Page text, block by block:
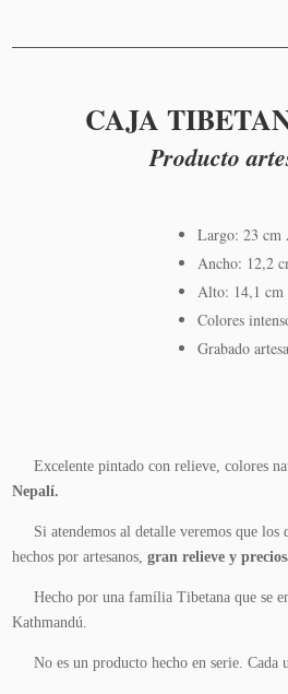
CAJA
Producto
Largo: 23 cm
Ancho: 12,2
Alto: 14,1
Colores
Grabado
Excelente pintado con relieve, colores
Nepalí.
Si atendemos al detalle veremos que los
hechos por artesanos, gran relieve y
Hecho por una família Tibetana que se
Kathmandú.
No es un producto hecho en serie. Cada